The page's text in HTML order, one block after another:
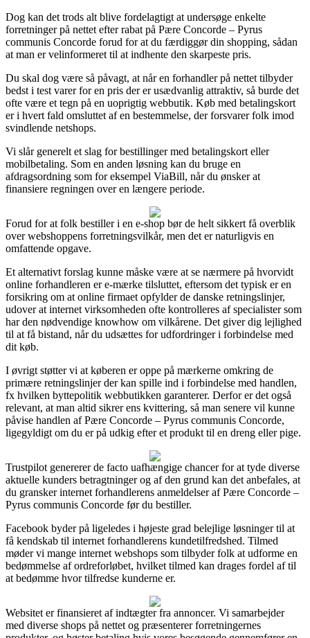
Dog kan det trods alt blive fordelagtigt at undersøge enkelte
forretninger på nettet efter rabat på Pære Concorde – Pyrus
communis Concorde forud for at du færdiggør din shopping, sådan
at man er velinformeret til at indhente den skarpeste pris.
Du skal dog være så påvagt, at når en forhandler på nettet tilbyder
bedst i test varer for en pris der er usædvanlig attraktiv, så burde det
ofte være et tegn på en uoprigtig webbutik. Køb med betalingskort
er i hvert fald omsluttet af en bestemmelse, der forsvarer folk imod
svindlende netshops.
Vi slår generelt et slag for bestillinger med betalingskort eller
mobilbetaling. Som en anden løsning kan du bruge en
afdragsordning som for eksempel ViaBill, når du ønsker at
finansiere regningen over en længere periode.
Forud for at folk bestiller i en e-shop bør de helt sikkert få overblik
over webshoppens forretningsvilkår, men det er naturligvis en
omfattende opgave.
Et alternativt forslag kunne måske være at se nærmere på hvorvidt
online forhandleren er e-mærke tilsluttet, eftersom det typisk er en
forsikring om at online firmaet opfylder de danske retningslinjer,
udover at internet virksomheden ofte kontrolleres af specialister som
har den nødvendige knowhow om vilkårene. Det giver dig lejlighed
til at få bistand, når du udsættes for udfordringer i forbindelse med
dit køb.
I øvrigt støtter vi at køberen er oppe på mærkerne omkring de
primære retningslinjer der kan spille ind i forbindelse med handlen,
fx hvilken byttepolitik webbutikken garanterer. Derfor er det også
relevant, at man altid sikrer ens kvittering, så man senere vil kunne
påvise handlen af Pære Concorde – Pyrus communis Concorde,
ligegyldigt om du er på udkig efter et produkt til en dreng eller pige.
Trustpilot genererer de facto uafhængige chancer for at tyde diverse
aktuelle kunders betragtninger og af den grund kan det anbefales, at
du gransker internet forhandlerens anmeldelser af Pære Concorde –
Pyrus communis Concorde før du bestiller.
Facebook byder på ligeledes i højeste grad belejlige løsninger til at
få kendskab til internet forhandlerens kundetilfredshed. Tilmed
møder vi mange internet webshops som tilbyder folk at udforme en
bedømmelse af ordreforløbet, hvilket tilmed kan drages fordel af til
at bedømme hvor tilfredse kunderne er.
Websitet er finansieret af indtægter fra annoncer. Vi samarbejder
med diverse shops på nettet og præsenterer forretningernes